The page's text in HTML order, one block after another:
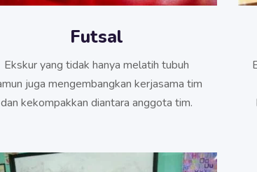
Futsal
Ekskur yang tidak hanya melatih tubuh
juga mengembangkan kerjasama tim
dan kekompakkan diantara anggota tim.